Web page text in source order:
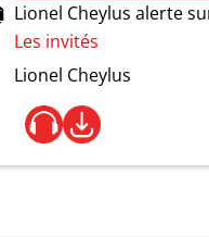
Lionel Cheylus alerte
Les invités
Lionel Cheylus